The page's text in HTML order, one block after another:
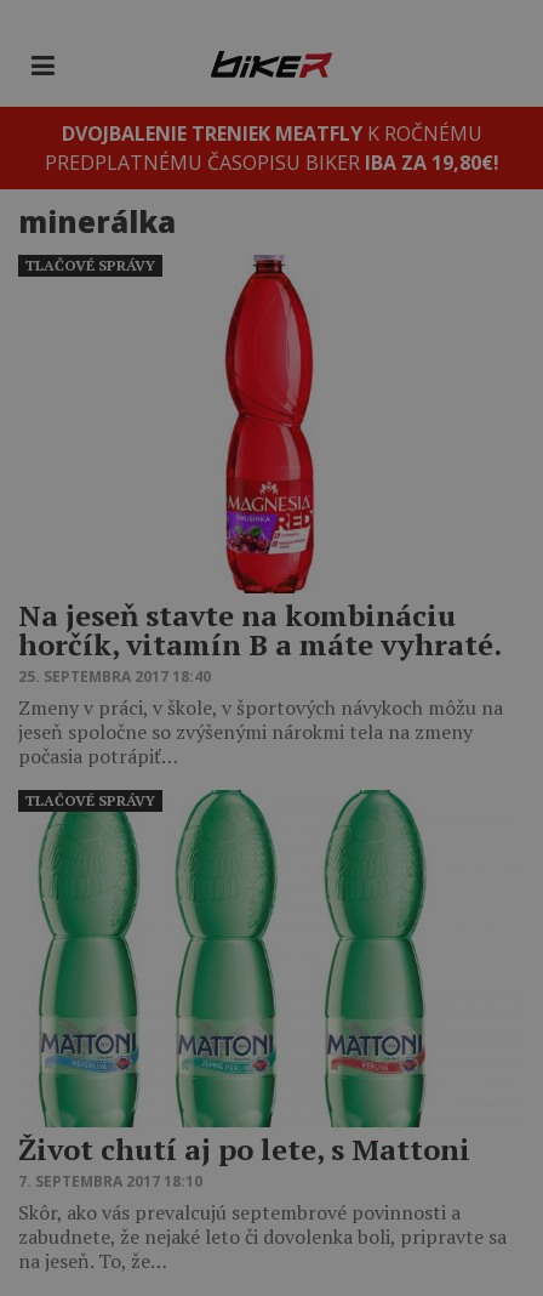
DVOJBALENIE TRENIEK MEATFLYK ROČNÉMU
PREDPLATNÉMU ČASOPISU BIKER IBA ZA 19,80€!
minerálka
Na jeseň stavte na kombináciu
horčík, vitamín B a máte vyhraté.
25. SEPTEMBRA 2017 18:40
Zmeny v práci, v škole, v športových návykoch môžu na
jeseň spoločne so zvýšenými nárokmi tela na zmeny
počasia potrápiť…
TLAČOVÉ SPRÁVY
Život chutí aj po lete, s Mattoni
7. SEPTEMBRA 2017 18:10
Skôr, ako vás prevalcujú septembrové povinnosti a
zabudnete, že nejaké leto či dovolenka boli, pripravte sa
na jeseň. To, že…
TLAČOVÉ SPRÁVY